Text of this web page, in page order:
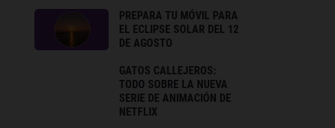
PREPARA TU MÓVIL PARA
EL ECLIPSE SOLAR DEL 12
DE AGOSTO
GATOS CALLEJEROS:
TODO SOBRE LA NUEVA
SERIE DE ANIMACIÓN DE
NETFLIX